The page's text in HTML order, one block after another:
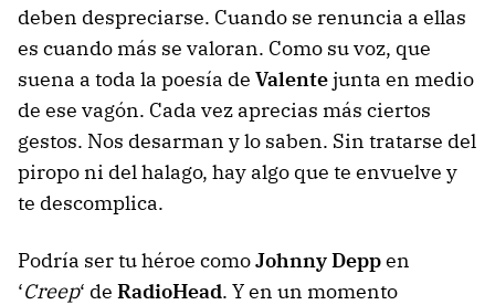
deben despreciarse. Cuando se renuncia a ellas
es cuando más se valoran. Como su voz, que
suena a toda la poesía de Valentejunta en medio
de ese vagón. Cada vez aprecias más ciertos
gestos. Nos desarman y lo saben. Sin tratarse del
piropo ni del halago, hay algo que te envuelve y
te descomplica.
Podría ser tu héroe comoJohnny Deppen
‘Creep‘ de RadioHead. Y en un momento